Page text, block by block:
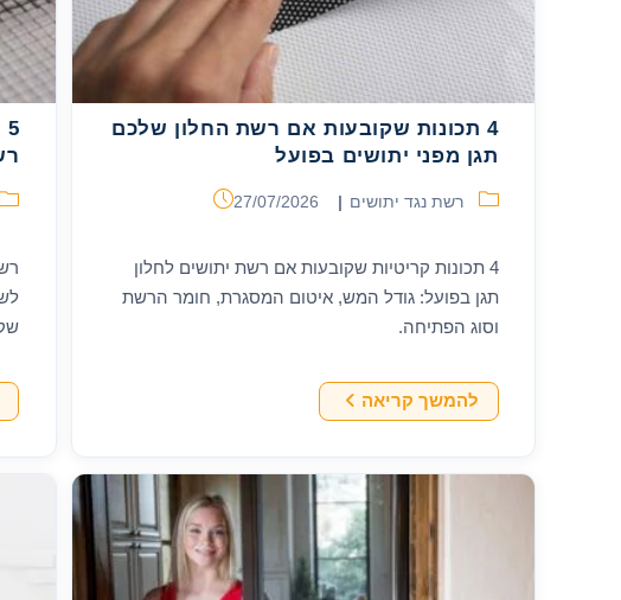
4 תכונות שקובעות אם רשת החלון שלכם
תגן מפני יתושים בפועל
קטגוריה:רשת נגד יתושים פורסם:
27/07/2026
4 תכונות קריטיות שקובעות אם רשת יתושים לחלון
תגן בפועל: גודל המש, איטום המסגרת, חומר הרשת
וסוג הפתיחה.
להמשך קריאה 4
תכונות
רשת
החלון
שלכם
תגן
מפני
יתושים
בפועל